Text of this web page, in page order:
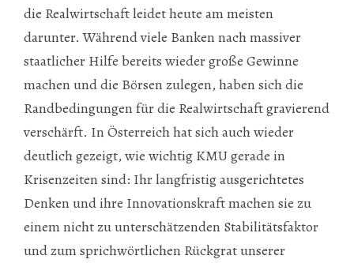
die Realwirtschaft leidet heute am meisten
darunter. Während viele Banken nach massiver
staatlicher Hilfe bereits wieder große Gewinne
machen und die Börsen zulegen, haben sich die
Randbedingungen für die Realwirtschaft gravierend
verschärft. In Österreich hat sich auch wieder
deutlich gezeigt, wie wichtig KMU gerade in
Krisenzeiten sind: Ihr langfristig ausgerichtetes
Denken und ihre Innovationskraft machen sie zu
einem nicht zu unterschätzenden Stabilitätsfaktor
und zum sprichwörtlichen Rückgrat unserer